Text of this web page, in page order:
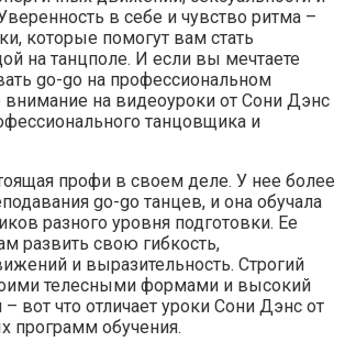
в себе и чувство ритма –
которые помогут вам стать
на танцполе. И если вы мечтаете
go-go на профессиональном
внимание на видеоуроки от Сони Дэнс
танцовщика и
профи в своем деле. У нее более
go-go танцев, и она обучала
разного уровня подготовки. Ее
развить свою гибкость,
и выразительность. Строгий
телесными формами и высокий
вот что отличает уроки Сони Дэнс от
программ обучения.